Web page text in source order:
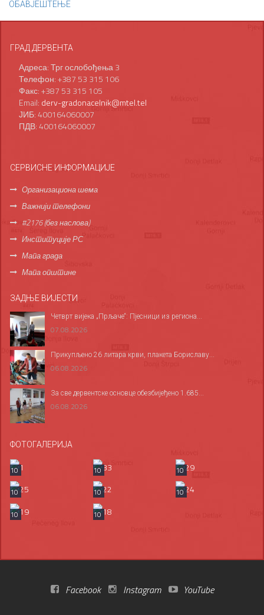
ОБАВЈЕШТЕЊЕ
ГРАД ДЕРВЕНТА
Адреса: Трг ослобођења 3
Телефон: +387 53 315 106
Факс: +387 53 315 105
Email: derv-gradonacelnik@mtel.tel
ЈИБ: 400164060007
ПДВ: 400164060007
СЕРВИСНЕ ИНФОРМАЦИЈЕ
Организациона шема
Важнији телефони
#2176 (без наслова)
Институције РС
Мапа града
Мапа општине
ЗАДЊЕ ВИЈЕСТИ
Четврт вијека „Прљаче“: Пјесници из региона...
07.08.2026
Прикупљено 26 литара крви, плакета Бориславу...
06.08.2026
За све дервентске основце обезбијеђено 1.685...
06.08.2026
ФОТОГАЛЕРИЈА
10 10
10
10
10
10
10
10
Facebook Instagram YouTube